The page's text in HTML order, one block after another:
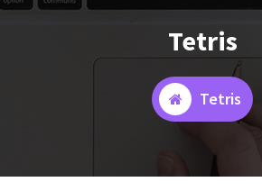
Tetris
Tetris